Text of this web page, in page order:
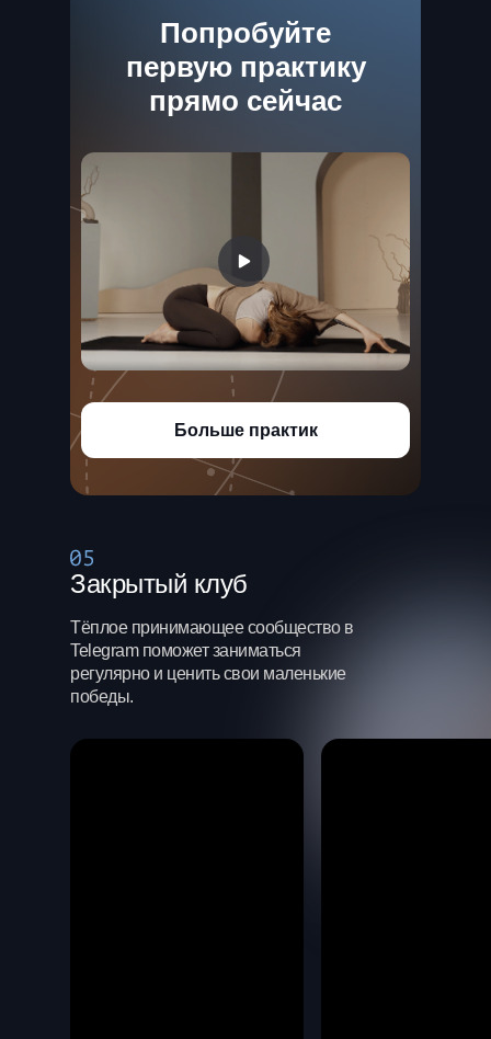
Попробуйте
первую практику
прямо сейчас
Больше практик
Тёплое принимающее сообщество в
Telegram поможет заниматься
регулярно и ценить свои маленькие
победы.
Закрытый клуб